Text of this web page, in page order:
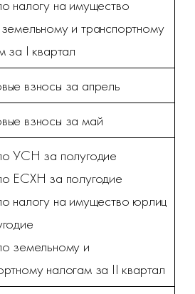
налогу на имущество
и транспортному
за I квартал
взносы за апрель
взносы за май
УСН за полугодие
ЕСХН за полугодие
налогу на имущество юрлиц
земельному и
налогам за II квартал